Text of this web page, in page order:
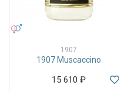
1907
1907 Muscaccino
15 610 ₽